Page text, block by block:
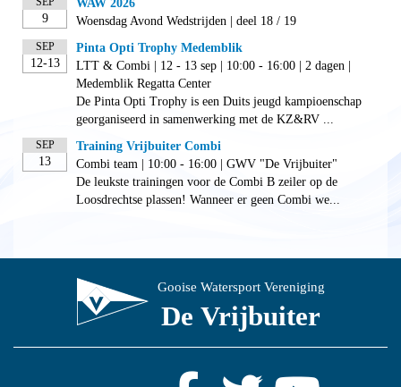
9
WAW 2026
Woensdag Avond Wedstrijden | deel 18 / 19
SEP
12-13
Pinta Opti Trophy Medemblik
LTT & Combi | 12 - 13 sep | 10:00 - 16:00 | 2 dagen |
Medemblik Regatta Center
De Pinta Opti Trophy is een Duits jeugd kampioenschap
georganiseerd in samenwerking met de KZ&RV ...
SEP
13
Training Vrijbuiter Combi
Combi team | 10:00 - 16:00 | GWV "De Vrijbuiter"
De leukste trainingen voor de Combi B zeiler op de
Loosdrechtse plassen! Wanneer er geen Combi we...
Gooise Watersport Vereniging
De Vrijbuiter